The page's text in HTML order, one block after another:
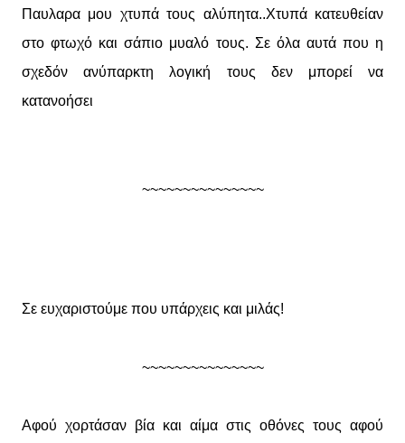
Παυλαρα μου χτυπά τους αλύπητα..Χτυπά κατευθείαν
στο φτωχό και σάπιο μυαλό τους. Σε όλα αυτά που η
σχεδόν ανύπαρκτη λογική τους δεν μπορεί να
κατανοήσει
~~~~~~~~~~~~~~~
Σε ευχαριστούμε που υπάρχεις και μιλάς!
~~~~~~~~~~~~~~~
Αφού χορτάσαν βία και αίμα στις οθόνες τους αφού